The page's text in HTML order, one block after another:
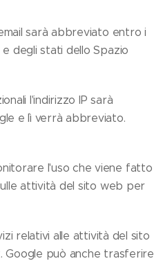
sarà abbreviato entro i
degli stati dello Spazio
l'indirizzo IP sarà
e lì verrà abbreviato.
l'uso che viene fatto
attività del sito web per
relativi alle attività del sito
Google può anche trasferire